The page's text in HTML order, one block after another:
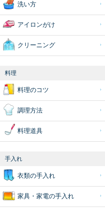
洗い方
アイロンがけ
クリーニング
料理
料理のコツ
調理方法
料理道具
手入れ
衣類の手入れ
家具・家電の手入れ